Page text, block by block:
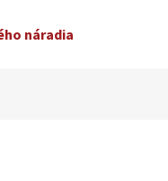
náradia